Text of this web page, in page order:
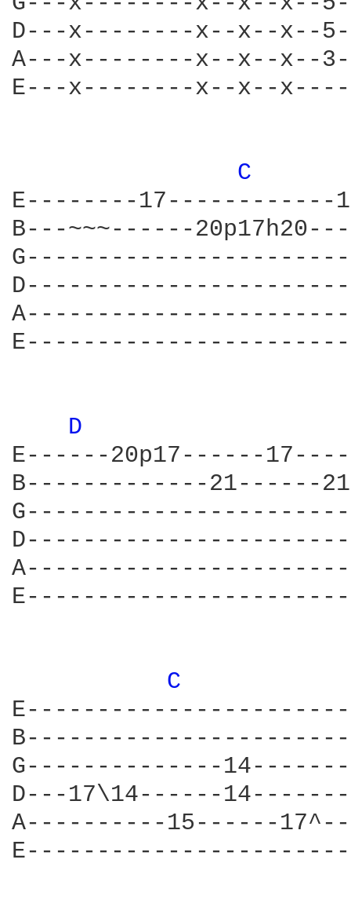
D---x--------x--x--
A---x--------x--x--
E---x--------x--x--
C
E--------17------------
B---~~~------
D
E------20p17------
B-------------21------
C
G--------------
D---17\14------
A----------15------